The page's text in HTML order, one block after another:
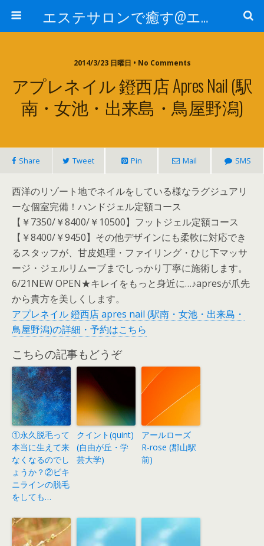
エステサロンで癒す@エステ～全国エステ情報
2014/3/23 日曜日 • No Comments
アプレネイル 鐙西店 Apres Nail (駅
南・女池・出来島・鳥屋野潟)
Share Tweet Pin Mail SMS
西洋のリゾート地でネイルをしている様なラグジュアリ
ーな個室完備！ハンドジェル定額コース
【￥7350/￥8400/￥10500】フットジェル定額コース
【￥8400/￥9450】その他デザインにも柔軟に対応でき
るスタッフが、甘皮処理・ファイリング・ひじ下マッサ
ージ・ジェルリムーブまでしっかり丁寧に施術します。
6/21NEW OPEN★キレイをもっと身近に…♪apresが爪先
から貴方を美しくします。
アプレネイル 鐙西店 apres nail (駅南・女池・出来島・
鳥屋野潟)の詳細・予約はこちら
こちらの記事もどうぞ
①永久脱毛って
本当に生えて来
なくなるのでし
ょうか？②ビキ
ニラインの脱毛
をしても…
クイント(quint)
(自由が丘・学
芸大学)
アールローズ
R-rose (郡山駅
前)